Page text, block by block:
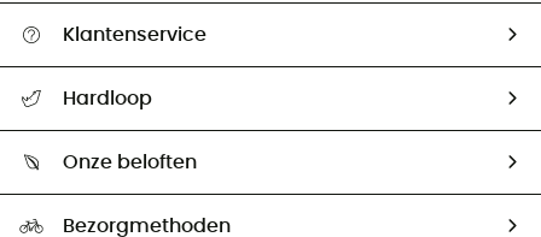
Klantenservice
Mijn zending volgen
Retourzendingen & Terugbetalingen
Hardloop
Onze beloften
Bezorgmethoden